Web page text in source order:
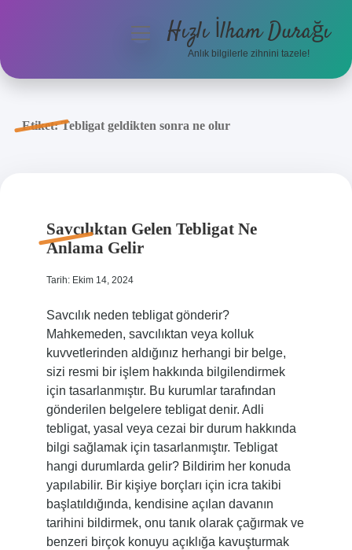
Anasayfa
menüyüHızlı İlham Durağı
Anlık bilgilerle zihnini tazele!
Etiket:Tebligat geldikten sonra ne olur
Savcılıktan Gelen Tebligat Ne
Anlama Gelir
Tarih: Ekim 14, 2024
Savcılık neden tebligat gönderir?
Mahkemeden, savcılıktan veya kolluk
kuvvetlerinden aldığınız herhangi bir belge,
sizi resmi bir işlem hakkında bilgilendirmek
için tasarlanmıştır. Bu kurumlar tarafından
gönderilen belgelere tebligat denir. Adli
tebligat, yasal veya cezai bir durum hakkında
bilgi sağlamak için tasarlanmıştır. Tebligat
hangi durumlarda gelir? Bildirim her konuda
yapılabilir. Bir kişiye borçları için icra takibi
başlatıldığında, kendisine açılan davanın
tarihini bildirmek, onu tanık olarak çağırmak ve
benzeri birçok konuyu açıklığa kavuşturmak